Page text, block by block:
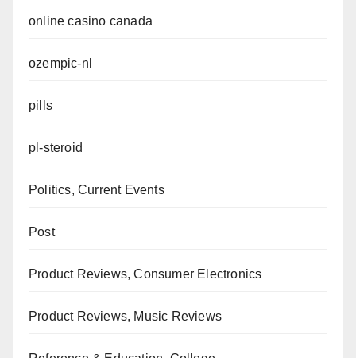
online casino canada
ozempic-nl
pills
pl-steroid
Politics, Current Events
Post
Product Reviews, Consumer Electronics
Product Reviews, Music Reviews